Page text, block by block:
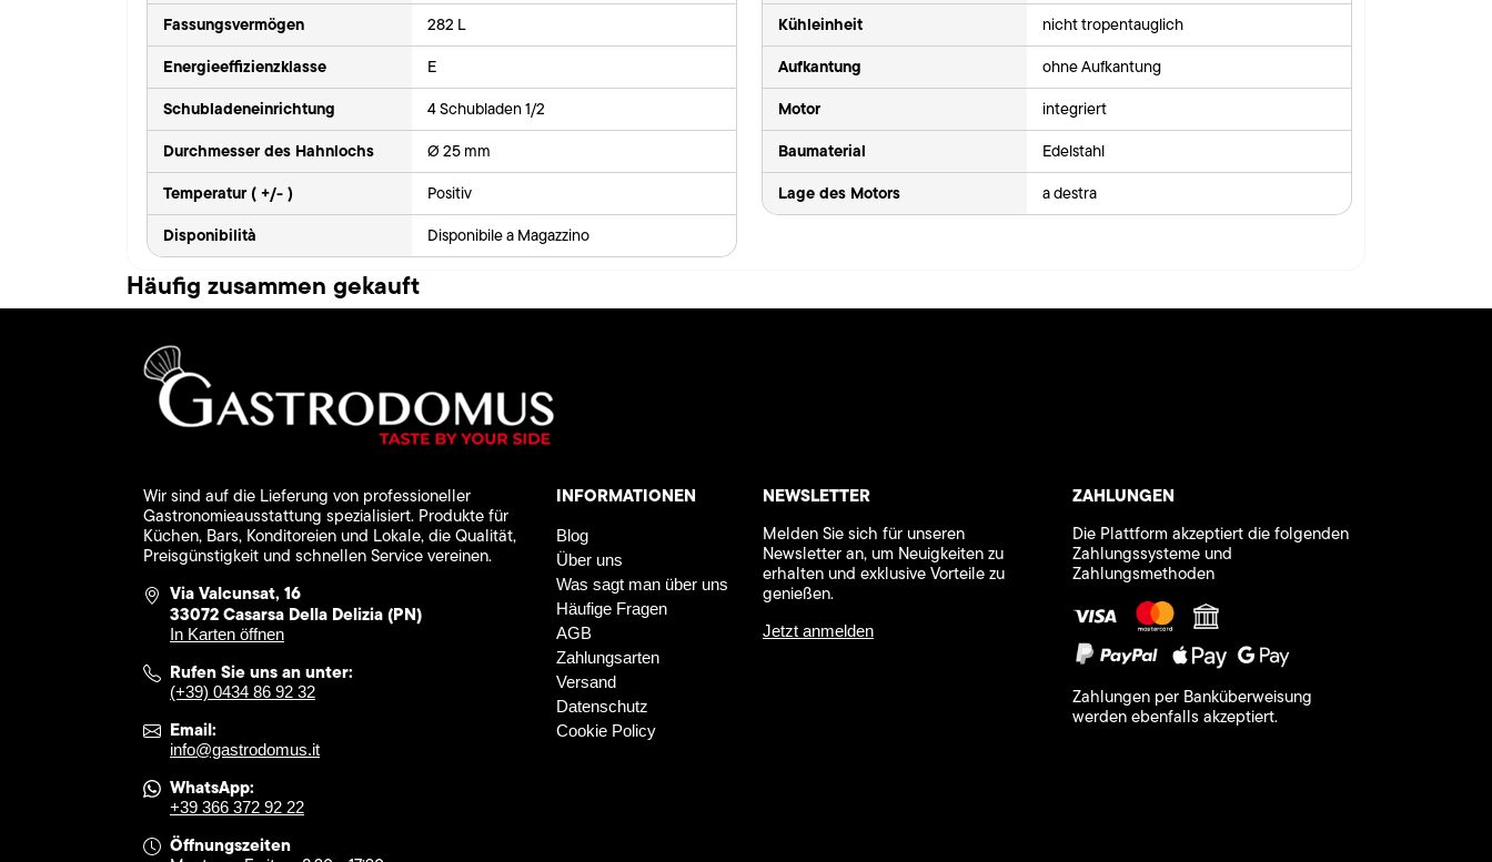
Fassungsvermögen 282 L
Energieeffizienzklasse E
Schubladeneinrichtung 4 Schubladen 1/2
Durchmesser des Hahnlochs Ø 25 mm
Temperatur ( +/- ) Positiv
Disponibilità Disponibile a Magazzino
Kühleinheit nicht tropentauglich
Aufkantung ohne Aufkantung
Motor integriert
Baumaterial Edelstahl
Lage des Motors a destra
Häufig zusammen gekauft
Wir sind auf die Lieferung von professioneller
Gastronomieausstattung spezialisiert. Produkte für
Küchen, Bars, Konditoreien und Lokale, die Qualität,
Preisgünstigkeit und schnellen Service vereinen.
Via Valcunsat, 16
33072 Casarsa Della Delizia (PN)
In Karten öffnen
Rufen Sie uns an unter:
(+39) 0434 86 92 32
Email:
info@gastrodomus.it
WhatsApp:
+39 366 372 92 22
Öffnungszeiten
INFORMATIONEN
Blog
Über uns
Was sagt man über uns
Häufige Fragen
AGB
Zahlungsarten
Versand
Datenschutz
Cookie Policy
NEWSLETTER
Melden Sie sich für unseren
Newsletter an, um Neuigkeiten zu
erhalten und exklusive Vorteile zu
genießen.
Jetzt anmelden
ZAHLUNGEN
Die Plattform akzeptiert die folgenden
Zahlungssysteme und
Zahlungsmethoden
Zahlungen per Banküberweisung
werden ebenfalls akzeptiert.